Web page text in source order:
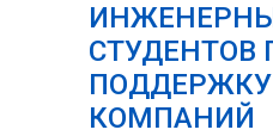
СТУДЕНТОВ
КОМПАНИЙ